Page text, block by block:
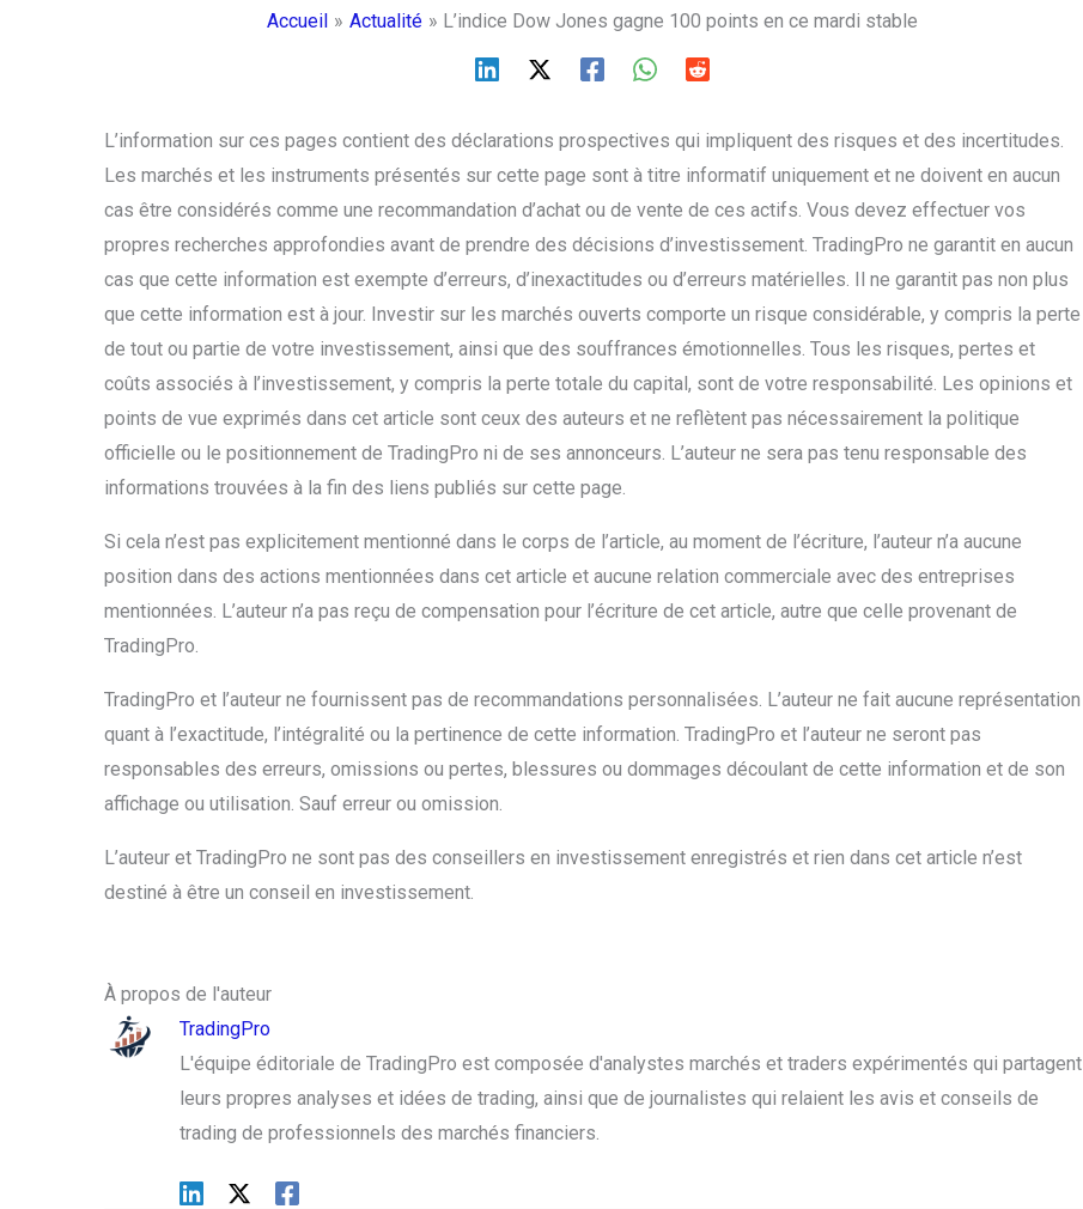
Accueil Actualité L’indice Dow Jones gagne 100 points en ce mardi stable
L’information sur ces pages contient des déclarations prospectives qui impliquent des risques et des incertitudes.
Les marchés et les instruments présentés sur cette page sont à titre informatif uniquement et ne doivent en aucun
cas être considérés comme une recommandation d’achat ou de vente de ces actifs. Vous devez effectuer vos
propres recherches approfondies avant de prendre des décisions d’investissement. TradingPro ne garantit en aucun
cas que cette information est exempte d’erreurs, d’inexactitudes ou d’erreurs matérielles. Il ne garantit pas non plus
que cette information est à jour. Investir sur les marchés ouverts comporte un risque considérable, y compris la perte
de tout ou partie de votre investissement, ainsi que des souffrances émotionnelles. Tous les risques, pertes et
coûts associés à l’investissement, y compris la perte totale du capital, sont de votre responsabilité. Les opinions et
points de vue exprimés dans cet article sont ceux des auteurs et ne reflètent pas nécessairement la politique
officielle ou le positionnement de TradingPro ni de ses annonceurs. L’auteur ne sera pas tenu responsable des
informations trouvées à la fin des liens publiés sur cette page.
Si cela n’est pas explicitement mentionné dans le corps de l’article, au moment de l’écriture, l’auteur n’a aucune
position dans des actions mentionnées dans cet article et aucune relation commerciale avec des entreprises
mentionnées. L’auteur n’a pas reçu de compensation pour l’écriture de cet article, autre que celle provenant de
TradingPro.
TradingPro et l’auteur ne fournissent pas de recommandations personnalisées. L’auteur ne fait aucune représentation
quant à l’exactitude, l’intégralité ou la pertinence de cette information. TradingPro et l’auteur ne seront pas
responsables des erreurs, omissions ou pertes, blessures ou dommages découlant de cette information et de son
affichage ou utilisation. Sauf erreur ou omission.
L’auteur et TradingPro ne sont pas des conseillers en investissement enregistrés et rien dans cet article n’est
destiné à être un conseil en investissement.
À propos de l'auteur
TradingPro
L'équipe éditoriale de TradingPro est composée d'analystes marchés et traders expérimentés qui partagent
leurs propres analyses et idées de trading, ainsi que de journalistes qui relaient les avis et conseils de
trading de professionnels des marchés financiers.